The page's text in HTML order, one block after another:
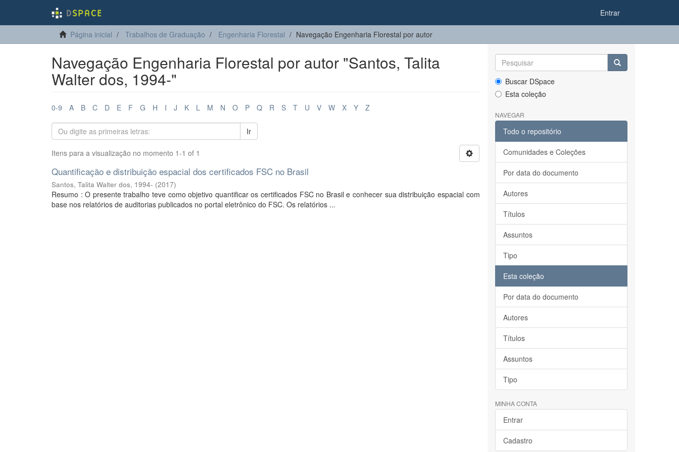
Entrar
Página inicial Trabalhos de Graduação Engenharia Florestal Navegação Engenharia Florestal por autor
Navegação Engenharia Florestal por autor "Santos, Talita
Walter dos, 1994-"
0-9 A B C D E F G H I J K L M N O P Q R S T U V W X Y Z
Ir
Itens para a visualização no momento 1-1 of 1
Quantificação e distribuição espacial dos certificados FSC no Brasil
Santos, Talita Walter dos, 1994- (2017)
Resumo : O presente trabalho teve como objetivo quantificar os certificados FSC no Brasil e conhecer sua distribuição espacial com
base nos relatórios de auditorias publicados no portal eletrônico do FSC. Os relatórios ...
Buscar DSpace
Esta coleção
NAVEGAR
Todo o repositório
Comunidades e Coleções
Por data do documento
Autores
Títulos
Assuntos
Tipo
Esta coleção
Por data do documento
Autores
Títulos
Assuntos
Tipo
MINHA CONTA
Entrar
Cadastro